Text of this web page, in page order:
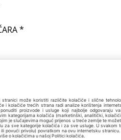
*
**
/ SREDNJA ŠKOLA: NAJGORE